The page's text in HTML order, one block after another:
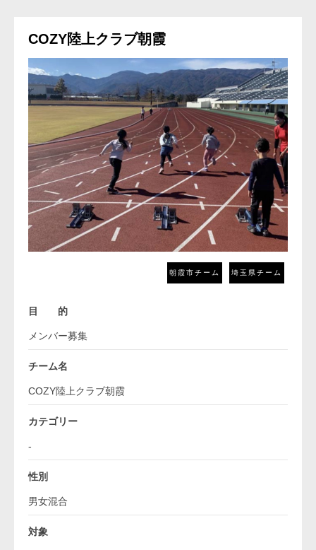
COZY陸上クラブ朝霞
埼玉県
朝霞市
目 的
メンバー募集
チーム名
COZY陸上クラブ朝霞
カテゴリー
-
性別
男女混合
対象